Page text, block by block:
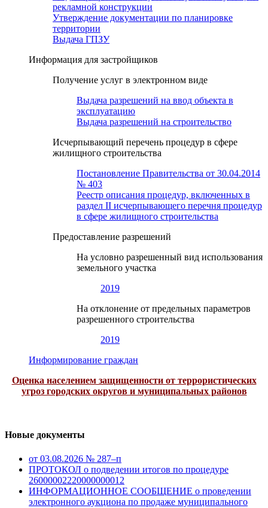
рекламной конструкции
Утверждение документации по планировке
территории
Выдача ГПЗУ
Информация для застройщиков
Получение услуг в электронном виде
Выдача разрешений на ввод объекта в
эксплуатацию
Выдача разрешений на строительство
Исчерпывающий перечень процедур в сфере
жилищного строительства
Постановление Правительства от 30.04.2014
№ 403
Реестр описания процедур, включенных в
раздел II исчерпывающего перечня процедур
в сфере жилищного строительства
Предоставление разрешений
На условно разрешенный вид использования
земельного участка
2019
На отклонение от предельных параметров
разрешенного строительства
2019
Информирование граждан
Оценка населением защищенности от террористических
угроз городских округов и муниципальных районов
Новые документы
от 03.08.2026 № 287–п
ПРОТОКОЛ о подведении итогов по процедуре
26000002220000000012
ИНФОРМАЦИОННОЕ СООБЩЕНИЕ о проведении
электронного аукциона по продаже муниципального